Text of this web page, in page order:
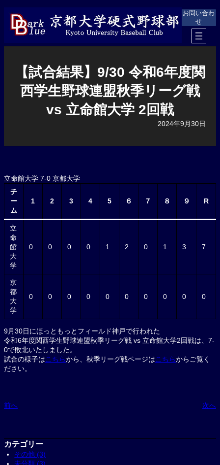
キ
お問い合わ
せ
【試合結果】9/30 令和6年度関
西学生野球連盟秋季リーグ戦
vs 立命館大学 2回戦
2024年9月30日
立命館大学 7-0 京都大学
チ
ー
ム
1 2 3 4 5 ６ ７ ８ ９ R
立
命
館
大
学
0 0 0 0 1 2 0 1 3 7
京
都
大
学
0 0 0 0 0 0 0 0 0 0
9月30日にほっともっとフィールド神戸で行われた
令和6年度関西学生野球連盟秋季リーグ戦 vs 立命館大学2回戦は、7-
0で敗北いたしました。
試合の様子はこちらから、秋季リーグ戦ページはこちらからご覧く
ださい。
前へ 次へ
カテゴリー
その他 (3)